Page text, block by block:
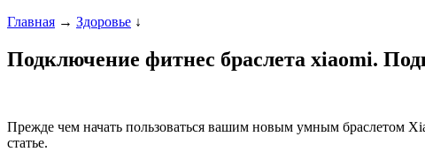
Главная → Здоровье ↓
Подключение фитнес браслета xiaomi.
Прежде чем начать пользоваться вашим новым умным браслетом
статье.